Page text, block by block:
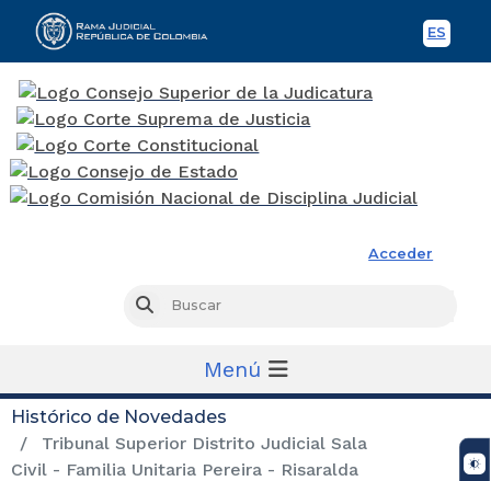
ES
Acceder
Buscar
Menú
Histórico de Novedades
Tribunal Superior Distrito Judicial Sala
Civil - Familia Unitaria Pereira - Risaralda